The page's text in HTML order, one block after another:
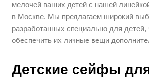
мелочей ваших детей с нашей
в Москве. Мы предлагаем широкий
разработанных специально для детей,
обеспечить их личные вещи
Детские сейфы